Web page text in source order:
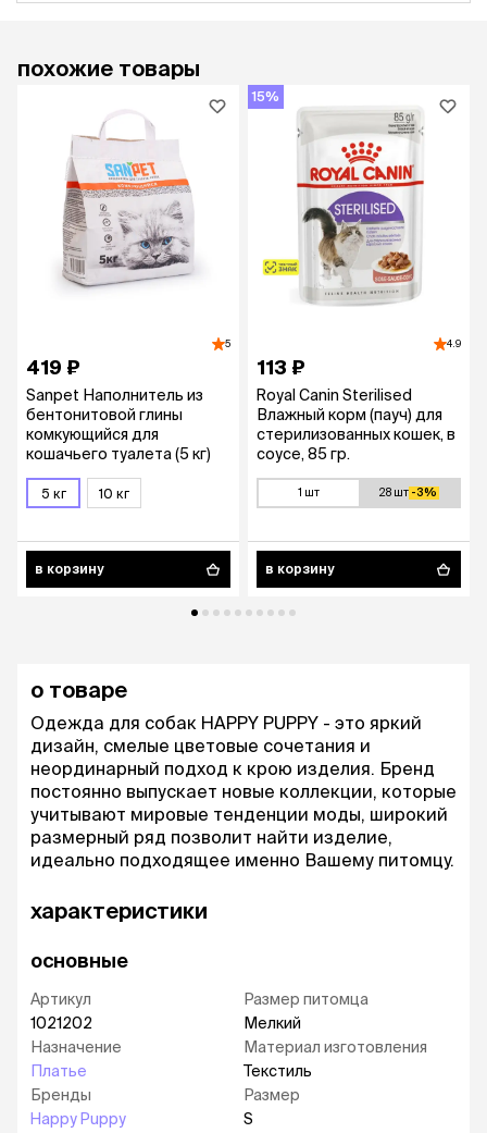
похожие товары
5
419 ₽
Sanpet Наполнитель из
бентонитовой глины
комкующийся для
кошачьего туалета (5 кг)
5 кг 10 кг
в корзину
15%
4.9
113 ₽
Royal Canin Sterilised
Влажный корм (пауч) для
стерилизованных кошек, в
соусе, 85 гр.
1 шт 28 шт -3%
в корзину
о товаре
Одежда для собак HAPPY PUPPY - это яркий
дизайн, смелые цветовые сочетания и
неординарный подход к крою изделия. Бренд
постоянно выпускает новые коллекции, которые
учитывают мировые тенденции моды, широкий
размерный ряд позволит найти изделие,
идеально подходящее именно Вашему питомцу.
характеристики
основные
Артикул
1021202
Назначение
Платье
Бренды
Happy Puppy
Размер питомца
Мелкий
Материал изготовления
Текстиль
Размер
S